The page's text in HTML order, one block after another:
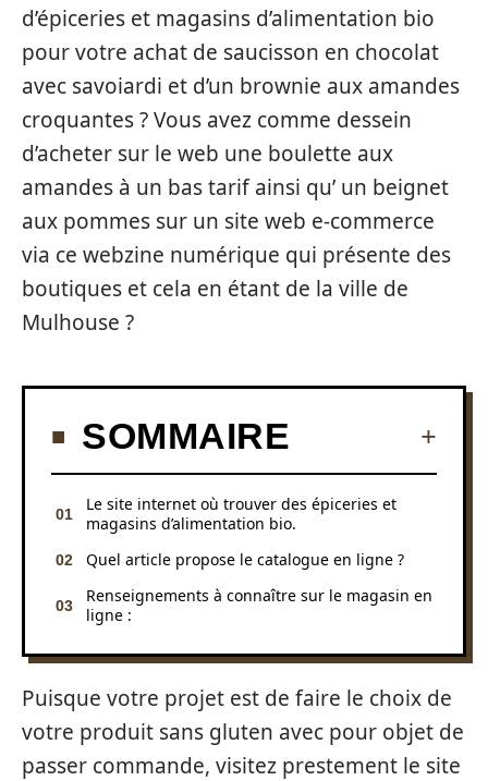
d’épiceries et magasins d’alimentation bio
pour votre achat de saucisson en chocolat
avec savoiardi et d’un brownie aux amandes
croquantes ? Vous avez comme dessein
d’acheter sur le web une boulette aux
amandes à un bas tarif ainsi qu’ un beignet
aux pommes sur un site web e-commerce
via ce webzine numérique qui présente des
boutiques et cela en étant de la ville de
Mulhouse ?
SOMMAIRE
Le site internet où trouver des épiceries et
magasins d’alimentation bio.
Quel article propose le catalogue en ligne ?
Renseignements à connaître sur le magasin en
ligne :
Puisque votre projet est de faire le choix de
votre produit sans gluten avec pour objet de
passer commande, visitez prestement le site